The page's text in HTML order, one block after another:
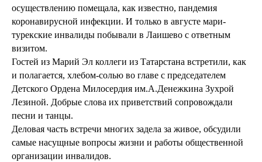
осуществлению помещала, как известно, пандемия
коронавирусной инфекции. И только в августе мари-
турекские инвалиды побывали в Лаишево с ответным
визитом.
Гостей из Марий Эл коллеги из Татарстана встретили, как
и полагается, хлебом-солью во главе с председателем
Детского Ордена Милосердия им.А.Денежкина Зухрой
Лезиной. Добрые слова их приветствий сопровождали
песни и танцы.
Деловая часть встречи многих задела за живое, обсудили
самые насущные вопросы жизни и работы общественной
организации инвалидов.